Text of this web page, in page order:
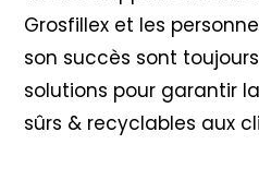
Grosfillex et les
son succès sont
solutions pour garantir
sûrs & recyclables aux